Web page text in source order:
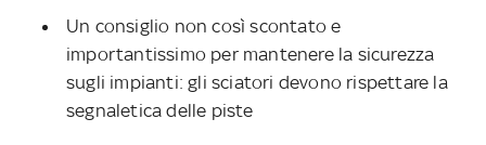
Un consiglio non così scontato e
importantissimo per mantenere la sicurezza
sugli impianti: gli sciatori devono rispettare la
segnaletica delle piste